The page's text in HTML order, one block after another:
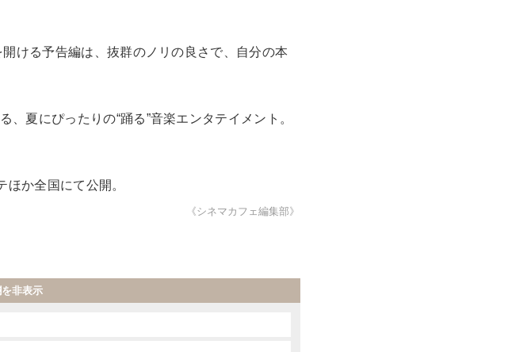
ける予告編は、抜群のノリの良さで、自分の本
夏にぴったりの“踊る”音楽エンタテイメント。
ほか全国にて公開。
《シネマカフェ編集部》
非表示